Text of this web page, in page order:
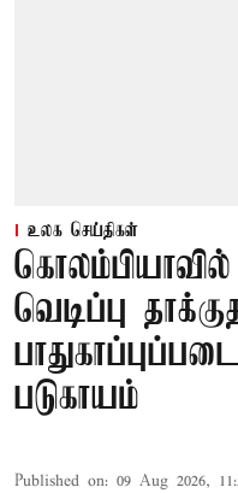
உலக செய்திகள்
கொலம்பியாவில்
வெடிப்பு
படுகாயம்
Published on: 09 Aug 2026,